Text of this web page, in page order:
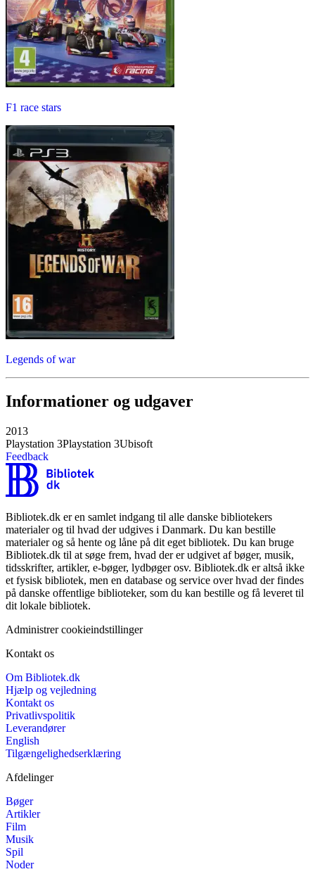
F1 race stars
Legends of war
Informationer og udgaver
2013
Playstation 3Playstation 3Ubisoft
Feedback
Bibliotek.dk er en samlet indgang til alle danske bibliotekers
materialer og til hvad der udgives i Danmark. Du kan bestille
materialer og så hente og låne på dit eget bibliotek. Du kan bruge
Bibliotek.dk til at søge frem, hvad der er udgivet af bøger, musik,
tidsskrifter, artikler, e-bøger, lydbøger osv. Bibliotek.dk er altså ikke
et fysisk bibliotek, men en database og service over hvad der findes
på danske offentlige biblioteker, som du kan bestille og få leveret til
dit lokale bibliotek.
Administrer cookieindstillinger
Kontakt os
Om Bibliotek.dk
Hjælp og vejledning
Kontakt os
Privatlivspolitik
Leverandører
English
Tilgængelighedserklæring
Afdelinger
Bøger
Artikler
Film
Musik
Spil
Noder